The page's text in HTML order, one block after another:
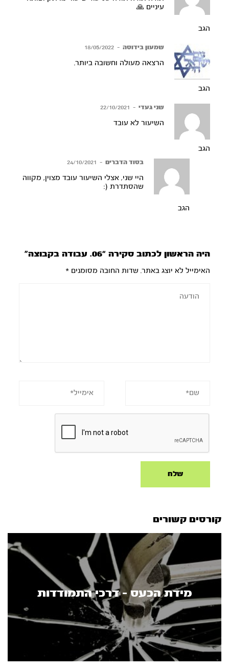
עיניים 🙏
הגב
שמעון בידוסה –
18/05/2022
הרצאה מעולה וחשובה ביותר.
הגב
שני געדי –
22/10/2021
השיעור לא עובד
הגב
בסוד הדברים –
24/10/2021
היי שני, אצלי השיעור עובד מצוין, מקווה
שהסתדרת (:
הגב
היה הראשון לכתוב סקירה “06. עבודה בקבוצה”
האימייל לא יוצג באתר. שדות החובה מסומנים*
קורסים קשורים
מידת הכעס - דרכי התמודדות